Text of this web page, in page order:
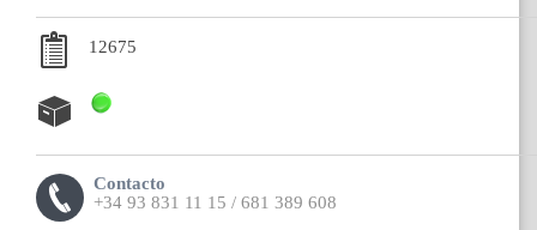
12675
Contacto
+34 93 831 11 15 / 681 389 608